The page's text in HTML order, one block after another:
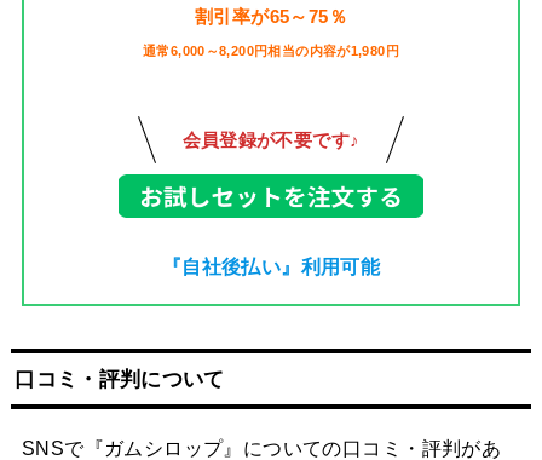
割引率が65～75％
通常6,000～8,200円相当の内容が1,980円
会員登録が不要です♪
『自社後払い』利用可能
口コミ・評判について
SNSで『ガムシロップ』についての口コミ・評判があ